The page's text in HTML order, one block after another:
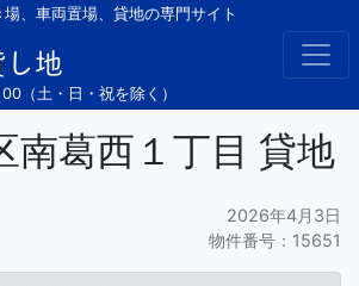
、車両置場、貸地の専門サイト
地
（土・日・祝を除く）
南葛西１丁目 貸地
2026年4月3日
物件番号：15651